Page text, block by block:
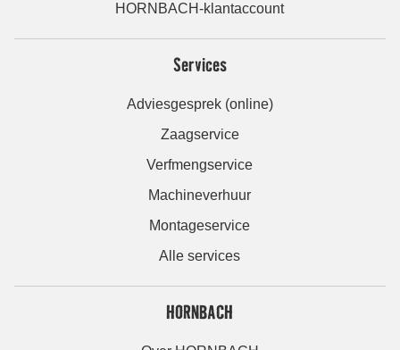
HORNBACH-klantaccount
Services
Adviesgesprek (online)
Zaagservice
Verfmengservice
Machineverhuur
Montageservice
Alle services
HORNBACH